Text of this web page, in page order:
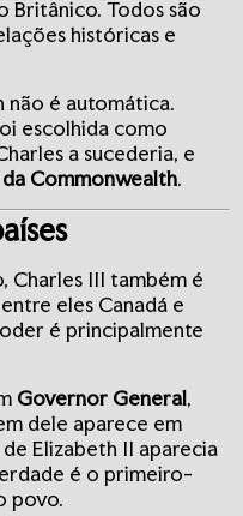
Britânico. Todos são
históricas e
não é automática.
escolhida como
a sucederia, e
Commonwealth.
Charles III também é
eles Canadá e
é principalmente
Governor General,
dele aparece em
Elizabeth II aparecia
é o primeiro-
povo.